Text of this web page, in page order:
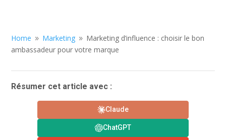
Home 9 Marketing 9 Marketing d’influence : choisir le bon
ambassadeur pour votre marque
Résumer cet article avec :
Claude
ChatGPT